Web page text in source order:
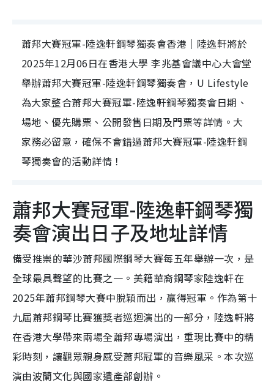
蕭邦大賽冠軍-陸逸軒鋼琴獨奏會香港｜陸逸軒將於
2025年12月06日在香港大學 李兆基會議中心大會堂
舉辦蕭邦大賽冠軍-陸逸軒鋼琴獨奏會，U Lifestyle
為大家整合蕭邦大賽冠軍-陸逸軒鋼琴獨奏會日期、
場地、優先購票、公開發售日期及門票等詳情。大
家務必留意，確保不會錯過蕭邦大賽冠軍-陸逸軒鋼
琴獨奏會的活動詳情！
蕭邦大賽冠軍-陸逸軒鋼琴獨
奏會演出日子及地址詳情
備受推崇的華沙蕭邦國際鋼琴大賽每五年舉辦一次，是
全球最具聲望的比賽之一。美籍華裔鋼琴家陸逸軒在
2025年蕭邦鋼琴大賽中脫穎而出，贏得冠軍。作為第十
九屆蕭邦鋼琴比賽獲獎者巡迴演出的一部分，陸逸軒將
在香港大學帶來兩場全蕭邦專場演出，重現比賽中的精
彩時刻，讓觀眾親身感受蕭邦冠軍的音樂風采。本次巡
演由波蘭文化與國家遺產部創辦。